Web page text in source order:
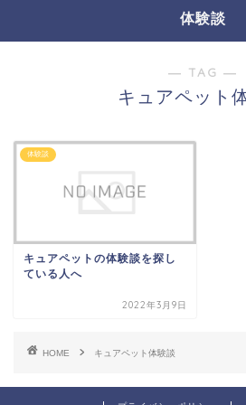
体験談
― TAG ―
キュアペット
体験談
キュアペットの体験談を探し
ている人へ
2022年3月9日
HOME キュアペット体験談